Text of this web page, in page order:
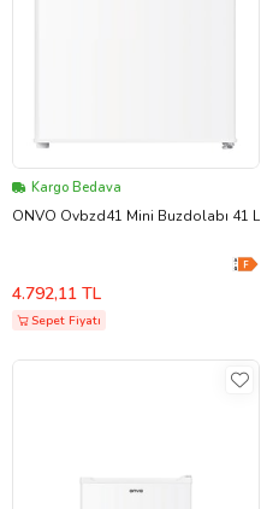
Kargo Bedava
ONVO Ovbzd41 Mini Buzdolabı 41 L
4.792,11 TL
Sepet Fiyatı